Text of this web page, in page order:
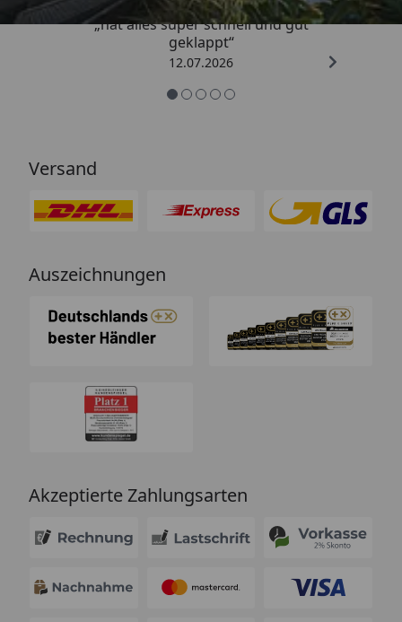
„hat alles super schnell und gut
geklappt“
12.07.2026
Versand
Auszeichnungen
Akzeptierte Zahlungsarten